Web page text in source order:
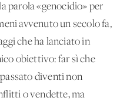
parola «genocidio» per
avvenuto un secolo fa,
che ha lanciato in
obiettivo: far sì che
diventi non
o vendette, ma